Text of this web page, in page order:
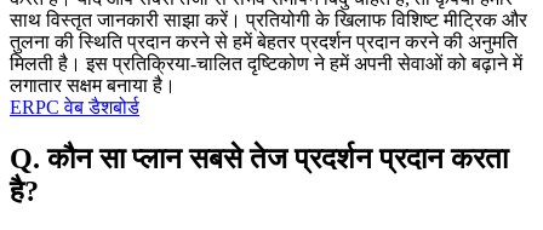
साथ विस्तृत जानकारी साझा करें। प्रतियोगी के खिलाफ विशिष्ट मीट्रिक और
तुलना की स्थिति प्रदान करने से हमें बेहतर प्रदर्शन प्रदान करने की अनुमति
मिलती है। इस प्रतिक्रिया-चालित दृष्टिकोण ने हमें अपनी सेवाओं को बढ़ाने में
लगातार सक्षम बनाया है।
ERPC वेब डैशबोर्ड
Q. कौन सा प्लान सबसे तेज प्रदर्शन प्रदान करता
है?